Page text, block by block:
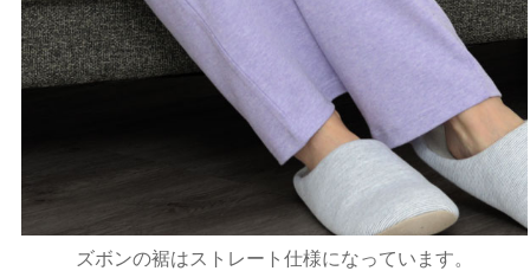
ズボンの裾はストレート仕様になっています。